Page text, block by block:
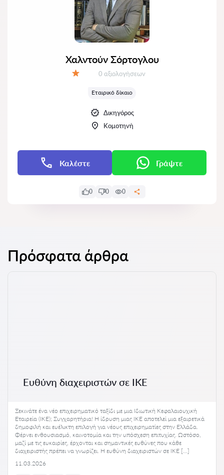
Χαλντούν Σόρτογλου
Αξιολογήσεις:
0 αξιολογήσεων
Εταιρικό δίκαιο
Δικηγόρος
Κομοτηνή
Καλέστε Γράψτε
0 0 0
Πρόσφατα άρθρα
Ευθύνη διαχειριστών σε ΙΚΕ
Ξεκινάτε ένα νέο επιχειρηματικό ταξίδι με μια Ιδιωτική Κεφαλαιουχική
Εταιρεία (ΙΚΕ); Συγχαρητήρια! Η ίδρυση μιας ΙΚΕ αποτελεί μια εξαιρετικά
δημοφιλή και ευέλικτη επιλογή για νέους επιχειρηματίες στην Ελλάδα.
Φέρνει ενθουσιασμό, καινοτομία και την υπόσχεση επιτυχίας. Ωστόσο,
μαζί με τις ευκαιρίες, έρχονται και σημαντικές ευθύνες που κάθε
διαχειριστής πρέπει να γνωρίζει. Η ευθύνη διαχειριστών σε ΙΚΕ […]
11.03.2026